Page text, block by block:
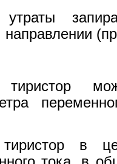
тиристор
тиристор в